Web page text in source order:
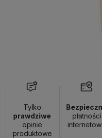
Tylko
prawdziwe
opinie
produktowe
płatności